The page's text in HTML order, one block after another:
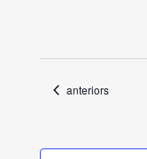
Esdeveniments
anteriors